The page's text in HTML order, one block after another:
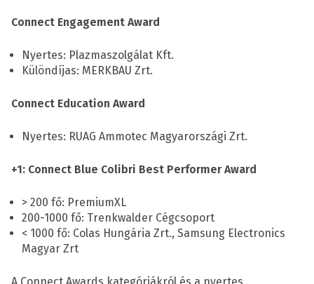
Connect Engagement Award
Nyertes: Plazmaszolgálat Kft.
Különdíjas: MERKBAU Zrt.
Connect Education Award
Nyertes: RUAG Ammotec Magyarországi Zrt.
+1: Connect Blue Colibri Best Performer Award
> 200 fő: PremiumXL
200-1000 fő: Trenkwalder Cégcsoport
< 1000 fő: Colas Hungária Zrt., Samsung Electronics
Magyar Zrt